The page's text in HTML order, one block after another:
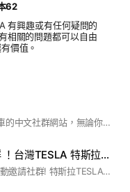
62
有興趣或有任何疑問的
相關的問題都可以自由
價值。
DDCAR 是台灣第一個專注電動車的中文社群網站，無論你是誰家的粉，都歡迎一起踏上這條充滿驚奇的電氣化道路
特斯拉車主TESLA討論社群 ！台灣TESLA 特斯拉活動TESLA特斯拉！特斯拉！TESLA特斯拉
特斯拉用車討論社群！特斯拉活動邀請社群! 特斯拉TESLA同好交流群！ #特斯拉 #TESLA #GAMA #特斯拉車主討論 #特斯拉車友 特斯拉